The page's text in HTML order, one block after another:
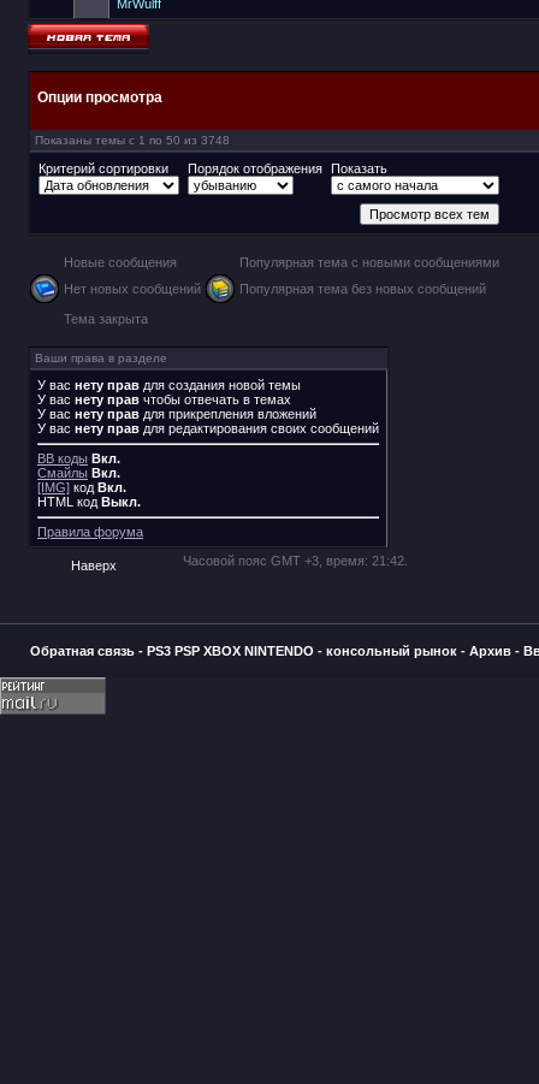
MrWulff
Опции просмотра
Показаны темы с 1 по 50 из 3748
Критерий сортировки Порядок отображения Показать
Новые сообщения
Популярная тема с новыми сообщениями
Нет новых сообщений
Популярная тема без новых сообщений
Тема закрыта
Ваши права в разделе
У вас нету прав для создания новой темы
У вас нету прав чтобы отвечать в темах
У вас нету прав для прикрепления вложений
У вас нету прав для редактирования своих сообщений
BB коды Вкл.
Смайлы Вкл.
[IMG] код Вкл.
HTML код Выкл.
Правила форума
Наверх Часовой пояс GMT +3, время: 21:42
Обратная связь - PS3 PSP XBOX NINTENDO - консольный рынок - Архив -